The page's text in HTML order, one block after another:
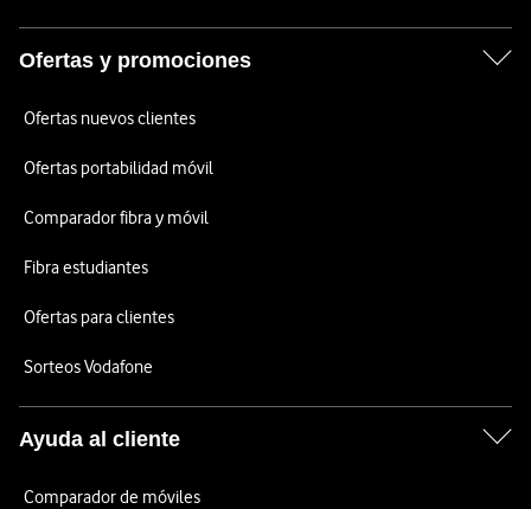
Ofertas y promociones
Ofertas nuevos clientes
Ofertas portabilidad móvil
Comparador fibra y móvil
Fibra estudiantes
Ofertas para clientes
Sorteos Vodafone
Ayuda al cliente
Comparador de móviles